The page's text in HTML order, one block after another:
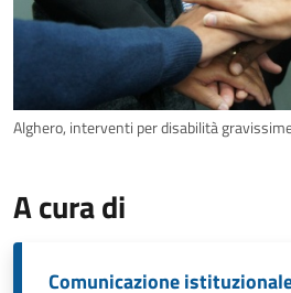
Alghero, interventi per disabilità
A cura di
Comunicazione